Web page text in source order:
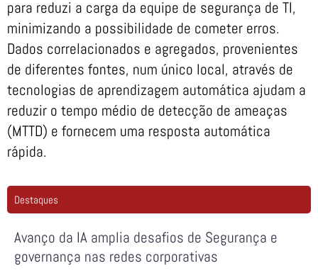
para reduzi a carga da equipe de segurança de TI,
minimizando a possibilidade de cometer erros.
Dados correlacionados e agregados, provenientes
de diferentes fontes, num único local, através de
tecnologias de aprendizagem automática ajudam a
reduzir o tempo médio de detecção de ameaças
(MTTD) e fornecem uma resposta automática
rápida.
Destaques
Avanço da IA amplia desafios de Segurança e
governança nas redes corporativas